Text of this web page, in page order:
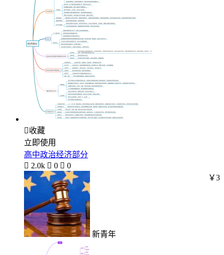
收藏
立即使用
高中政治经济部分
 2.0k  0  0
新青年
￥3